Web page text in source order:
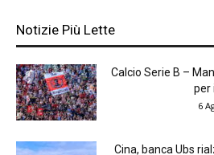
Notizie Più Lette
Calcio Serie B –
per
6
Cina, banca Ubs